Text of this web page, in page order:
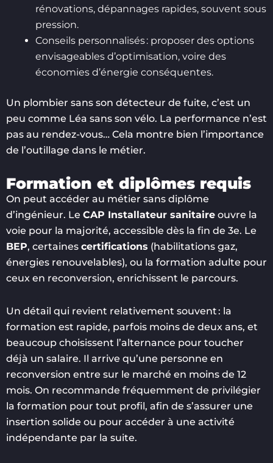
rénovations, dépannages rapides, souvent sous
pression.
Conseils personnalisés : proposer des options
envisageables d’optimisation, voire des
économies d’énergie conséquentes.
Un plombier sans son détecteur de fuite, c’est un
peu comme Léa sans son vélo. La performance n’est
pas au rendez-vous… Cela montre bien l’importance
de l’outillage dans le métier.
Formation et diplômes requis
On peut accéder au métier sans diplôme
d’ingénieur. Le CAP Installateur sanitaire ouvre la
voie pour la majorité, accessible dès la fin de 3e. Le
BEP, certaines certifications (habilitations gaz,
énergies renouvelables), ou la formation adulte pour
ceux en reconversion, enrichissent le parcours.
Un détail qui revient relativement souvent : la
formation est rapide, parfois moins de deux ans, et
beaucoup choisissent l’alternance pour toucher
déjà un salaire. Il arrive qu’une personne en
reconversion entre sur le marché en moins de 12
mois. On recommande fréquemment de privilégier
la formation pour tout profil, afin de s’assurer une
insertion solide ou pour accéder à une activité
indépendante par la suite.